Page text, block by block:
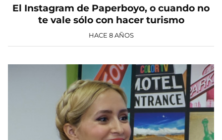
El Instagram de Paperboyo, o cuando no
te vale sólo con hacer turismo
HACE 8 AÑOS